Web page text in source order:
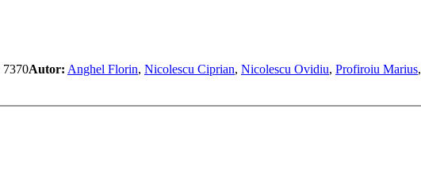
7370Autor: Anghel Florin, Nicolescu Ciprian, Nicolescu Ovidiu, Profiroiu Marius,